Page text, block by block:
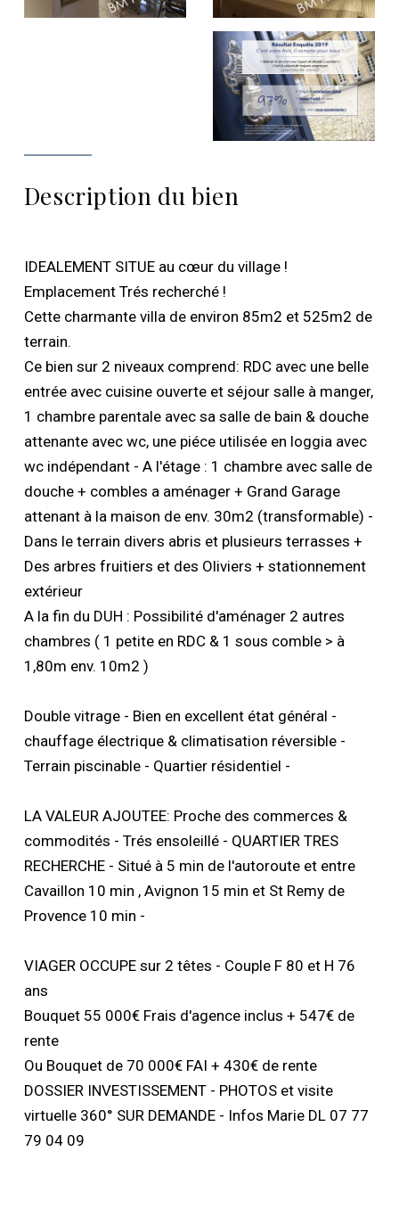
Description du bien
IDEALEMENT SITUE au cœur du village !
Emplacement Trés recherché !
Cette charmante villa de environ 85m2 et 525m2 de
terrain.
Ce bien sur 2 niveaux comprend: RDC avec une belle
entrée avec cuisine ouverte et séjour salle à manger,
1 chambre parentale avec sa salle de bain & douche
attenante avec wc, une piéce utilisée en loggia avec
wc indépendant - A l'étage : 1 chambre avec salle de
douche + combles a aménager + Grand Garage
attenant à la maison de env. 30m2 (transformable) -
Dans le terrain divers abris et plusieurs terrasses +
Des arbres fruitiers et des Oliviers + stationnement
extérieur
A la fin du DUH : Possibilité d'aménager 2 autres
chambres ( 1 petite en RDC & 1 sous comble > à
1,80m env. 10m2 )
Double vitrage - Bien en excellent état général -
chauffage électrique & climatisation réversible -
Terrain piscinable - Quartier résidentiel -
LA VALEUR AJOUTEE: Proche des commerces &
commodités - Trés ensoleillé - QUARTIER TRES
RECHERCHE - Situé à 5 min de l'autoroute et entre
Cavaillon 10 min , Avignon 15 min et St Remy de
Provence 10 min -
VIAGER OCCUPE sur 2 têtes - Couple F 80 et H 76
ans
Bouquet 55 000€ Frais d'agence inclus + 547€ de
rente
Ou Bouquet de 70 000€ FAI + 430€ de rente
DOSSIER INVESTISSEMENT - PHOTOS et visite
virtuelle 360° SUR DEMANDE - Infos Marie DL 07 77
79 04 09